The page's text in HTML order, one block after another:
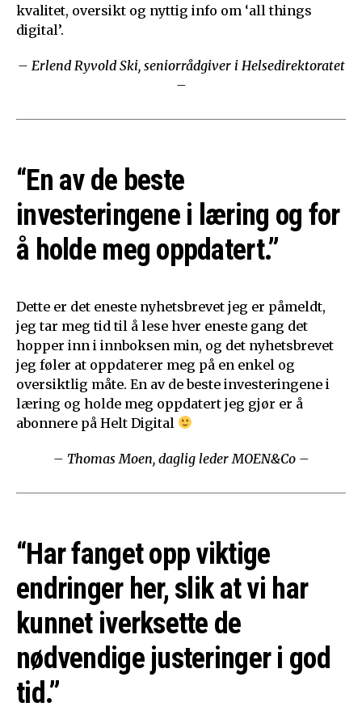
kvalitet, oversikt og nyttig info om ‘all things
digital’.
– Erlend Ryvold Ski, seniorrådgiver i Helsedirektoratet
–
“En av de beste
investeringene i læring og for
å holde meg oppdatert.”
Dette er det eneste nyhetsbrevet jeg er påmeldt,
jeg tar meg tid til å lese hver eneste gang det
hopper inn i innboksen min, og det nyhetsbrevet
jeg føler at oppdaterer meg på en enkel og
oversiktlig måte. En av de beste investeringene i
læring og holde meg oppdatert jeg gjør er å
abonnere på Helt Digital
– Thomas Moen, daglig leder MOEN&Co –
“Har fanget opp viktige
endringer her, slik at vi har
kunnet iverksette de
nødvendige justeringer i god
tid.”